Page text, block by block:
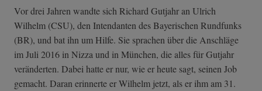
Vor drei Jahren wandte sich Richard Gutjahr an Ulrich
Wilhelm (CSU), den Intendanten des Bayerischen Rundfunks
(BR), und bat ihn um Hilfe. Sie sprachen über die Anschläge
im Juli 2016 in Nizza und in München, die alles für Gutjahr
veränderten. Dabei hatte er nur, wie er heute sagt, seinen Job
gemacht. Daran erinnerte er Wilhelm jetzt, als er ihm am 31.